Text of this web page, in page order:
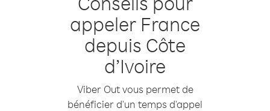
appeler France
depuis Côte
d’Ivoire
Viber Out vous permet de
bénéficier d'un temps d'appel